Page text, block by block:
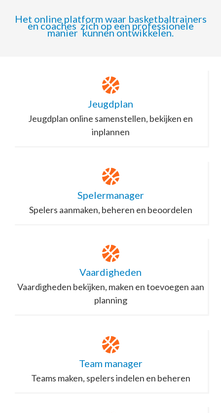
Het online platform waar basketbaltrainers
en coaches zich op een professionele
manier kunnen ontwikkelen.
Jeugdplan
Jeugdplan online samenstellen, bekijken en
inplannen
Spelermanager
Spelers aanmaken, beheren en beoordelen
Vaardigheden
Vaardigheden bekijken, maken en toevoegen aan
planning
Team manager
Teams maken, spelers indelen en beheren